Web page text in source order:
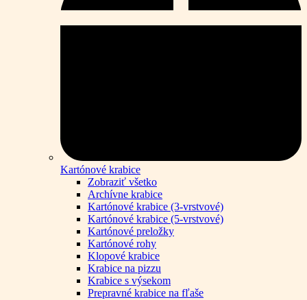
Kartónové krabice
Zobraziť všetko
Archívne krabice
Kartónové krabice (3-vrstvové)
Kartónové krabice (5-vrstvové)
Kartónové preložky
Kartónové rohy
Klopové krabice
Krabice na pizzu
Krabice s výsekom
Prepravné krabice na fľaše